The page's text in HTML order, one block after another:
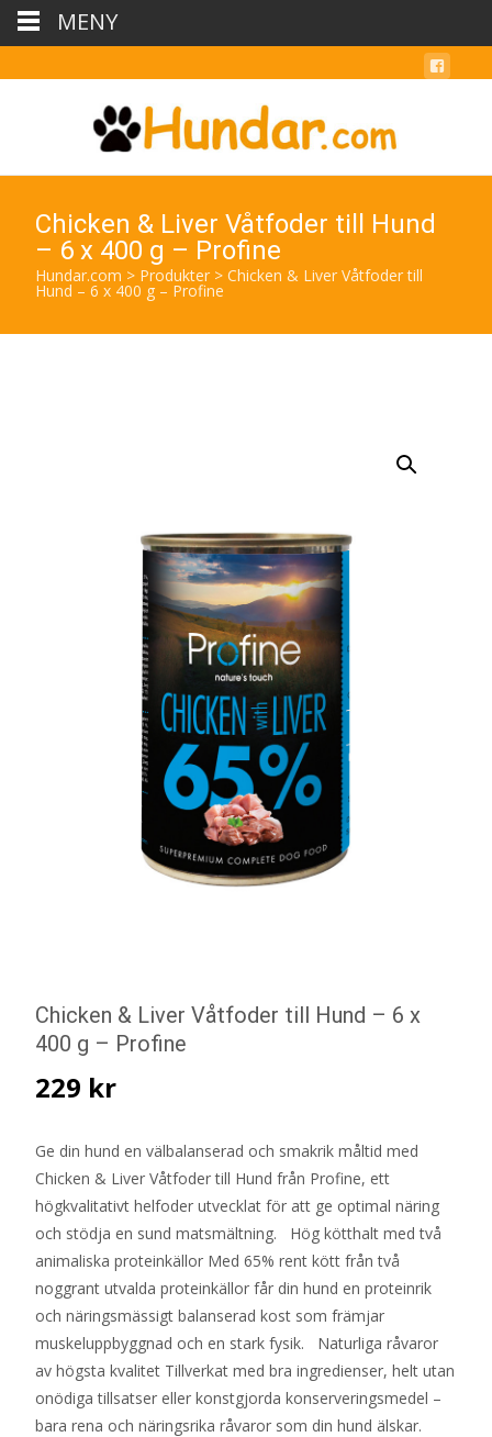
Chicken & Liver Våtfoder till Hund
– 6 x 400 g – Profine
Hundar.com > Produkter > Chicken & Liver Våtfoder till
Hund – 6 x 400 g – Profine
Chicken & Liver Våtfoder till Hund – 6 x
400 g – Profine
229 kr
Ge din hund en välbalanserad och smakrik måltid med
Chicken & Liver Våtfoder till Hund från Profine, ett
högkvalitativt helfoder utvecklat för att ge optimal näring
och stödja en sund matsmältning. Hög kötthalt med två
animaliska proteinkällor Med 65% rent kött från två
noggrant utvalda proteinkällor får din hund en proteinrik
och näringsmässigt balanserad kost som främjar
muskeluppbyggnad och en stark fysik. Naturliga råvaror
av högsta kvalitet Tillverkat med bra ingredienser, helt utan
onödiga tillsatser eller konstgjorda konserveringsmedel –
bara rena och näringsrika råvaror som din hund älskar.
MENY